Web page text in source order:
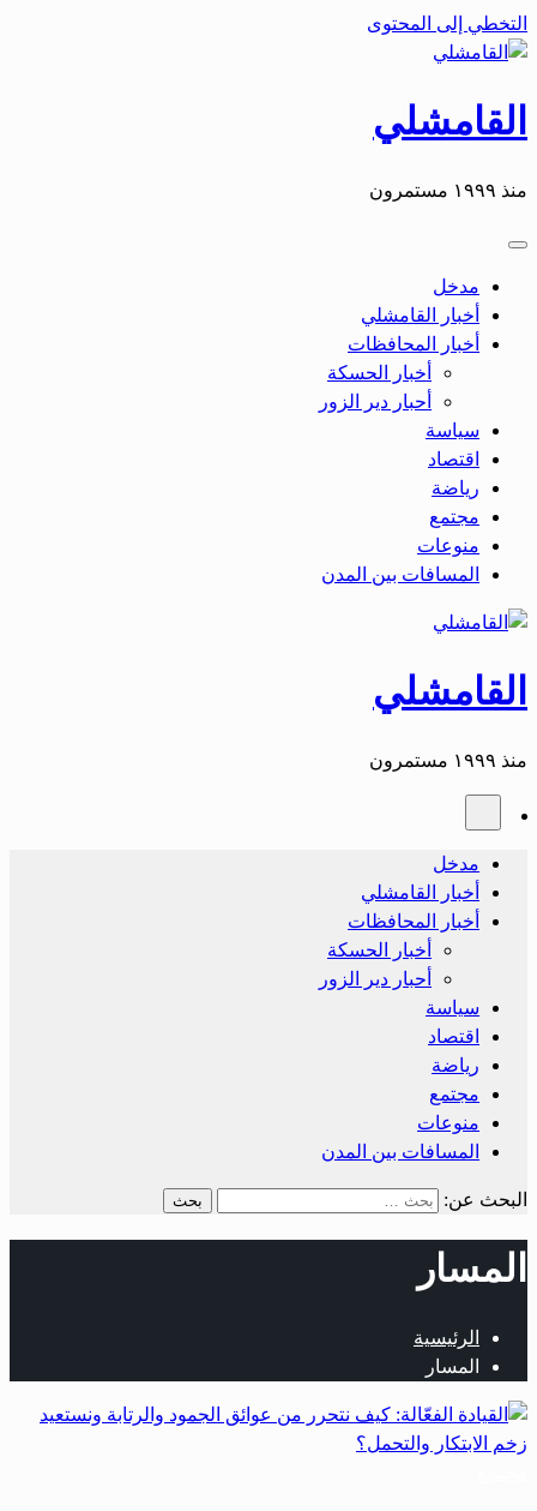
التخطي إلى المحتوى
القامشلي
منذ ١٩٩٩ مستمرون
مدخل
أخبار القامشلي
أخبار المحافظات
أخبار الحسكة
أحبار دير الزور
سياسة
اقتصاد
رياضة
مجتمع
منوعات
المسافات بين المدن
القامشلي
منذ ١٩٩٩ مستمرون
مدخل
أخبار القامشلي
أخبار المحافظات
أخبار الحسكة
أحبار دير الزور
سياسة
اقتصاد
رياضة
مجتمع
منوعات
المسافات بين المدن
البحث عن:
المسار
الرئيسية
المسار